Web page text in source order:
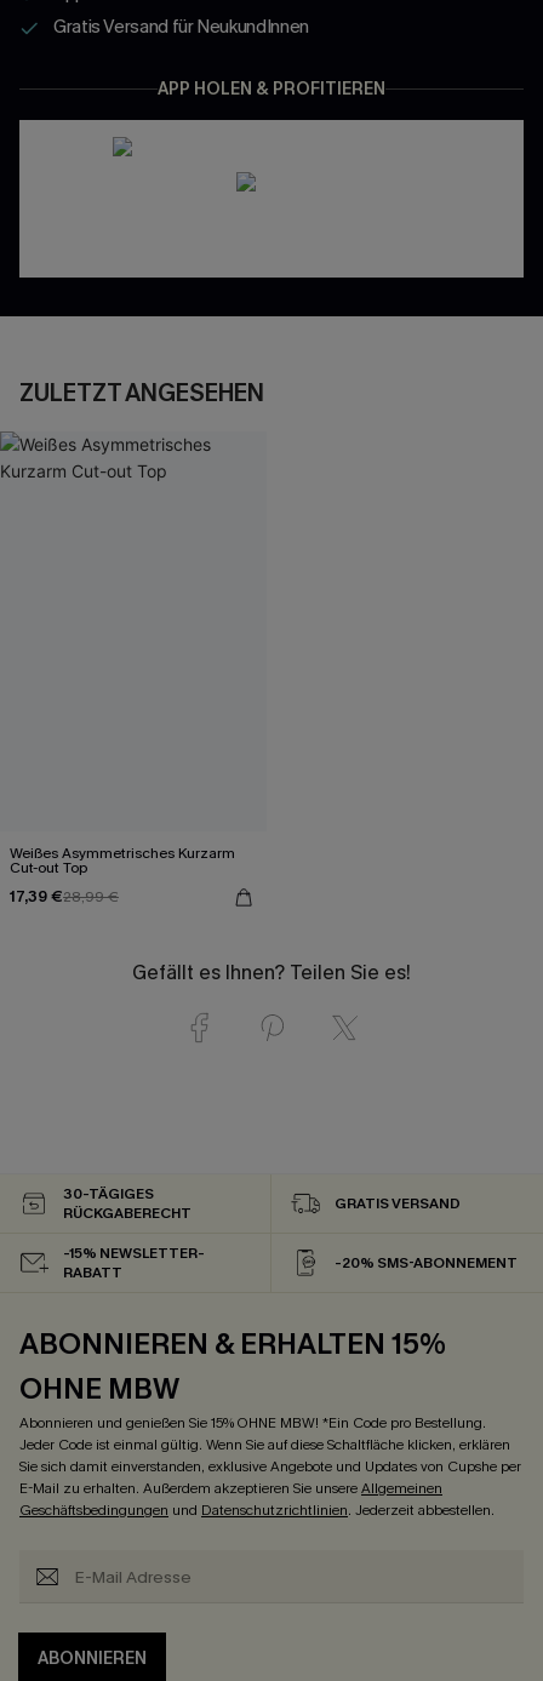
Gratis Versand für NeukundInnen
APP HOLEN & PROFITIEREN
ZULETZT ANGESEHEN
Weißes Asymmetrisches Kurzarm
Cut-out Top
17,39 €28,99 €
Gefällt es Ihnen? Teilen Sie es!
30-TÄGIGES
RÜCKGABERECHT
GRATIS VERSAND
-15% NEWSLETTER-
RABATT
-20% SMS-ABONNEMENT
ABONNIEREN & ERHALTEN 15%
OHNE MBW
Abonnieren und genießen Sie 15% OHNE MBW! *Ein Code pro Bestellung.
Jeder Code ist einmal gültig. Wenn Sie auf diese Schaltfläche klicken, erklären
Sie sich damit einverstanden, exklusive Angebote und Updates von Cupshe per
E-Mail zu erhalten. Außerdem akzeptieren Sie unsereAllgemeinen
Geschäftsbedingungen und Datenschutzrichtlinien. Jederzeit abbestellen.
ABONNIEREN